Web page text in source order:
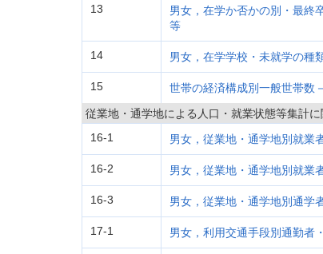
13
男女，在学か否かの別・最終
等
14 男女，在学学校・未就学の種
15 世帯の経済構成別一般世帯数
従業地・通学地による人口・就業状態等集計
16-1
男女，従業地・通学地別就業
16-2 男女，従業地・通学地別就業
16-3 男女，従業地・通学地別通学
17-1 男女，利用交通手段別通勤者